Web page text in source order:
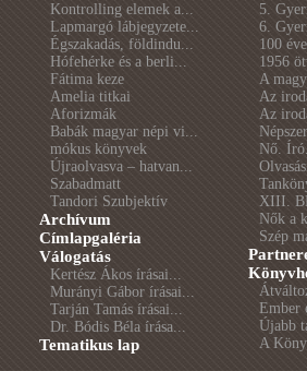
Kontrolling elemek a...
Lapmargó lábjegyzete...
Égszakadás, földindu...
Hófehérke és a berli...
Fátima keze
Amelia titkai
Aforizmák
Babák magyar népi vi...
mókus könyvek
Újraolvasva – hatvan...
Szabadmatt
Tandori Szubjektív
Archívum
Címlapgaléria
Válogatás
Kertész Ákos írásai...
Murányi Gábor írásai...
Tarján Tamás írásai...
Dr. Bódis Béla írása...
Tematikus lap
5.
6.
100
1956
A
Az
Az
Nő.
XIII.
Nők a
Szép
Ember
Újabb
A